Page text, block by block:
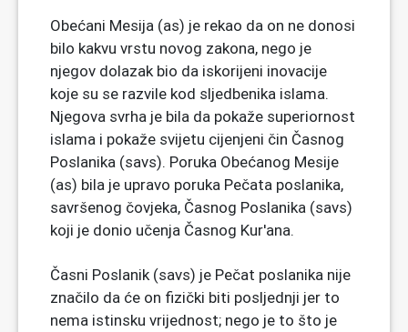
Obećani Mesija (as) je rekao da on ne donosi
bilo kakvu vrstu novog zakona, nego je
njegov dolazak bio da iskorijeni inovacije
koje su se razvile kod sljedbenika islama.
Njegova svrha je bila da pokaže superiornost
islama i pokaže svijetu cijenjeni čin Časnog
Poslanika (savs). Poruka Obećanog Mesije
(as) bila je upravo poruka Pečata poslanika,
savršenog čovjeka, Časnog Poslanika (savs)
koji je donio učenja Časnog Kur'ana.
Časni Poslanik (savs) je Pečat poslanika nije
značilo da će on fizički biti posljednji jer to
nema istinsku vrijednost; nego je to što je